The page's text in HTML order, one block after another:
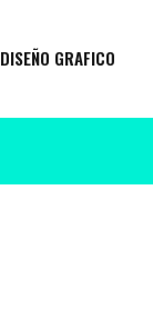
DISEÑO GRAFICO